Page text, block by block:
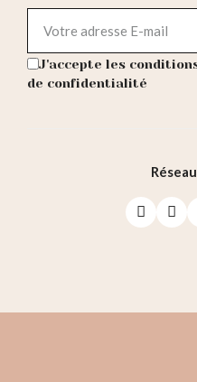
J'accepte les
de confidentialité